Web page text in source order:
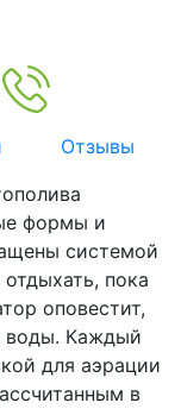
Отзывы
формы и
системой
пока
оповестит,
воды. Каждый
для аэрации
в